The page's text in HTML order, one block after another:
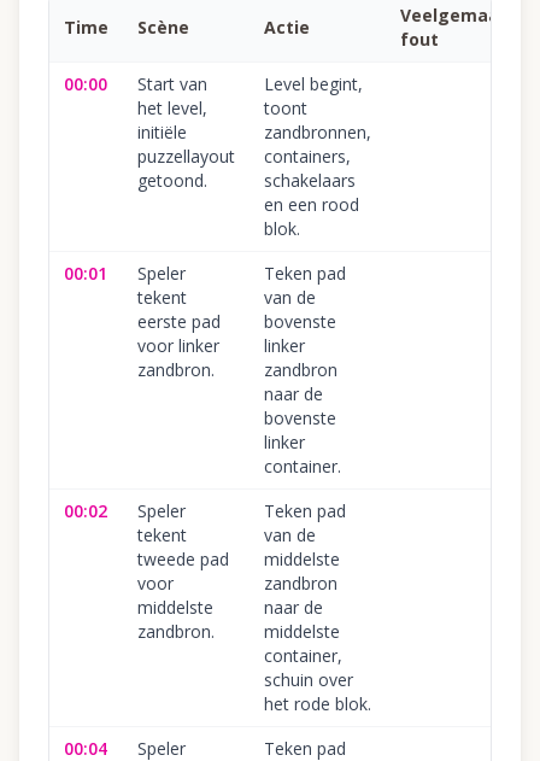
Time Scène Actie
Veelgemaakte
fout
00:00
Start van
het level,
initiële
puzzellayout
getoond.
Level begint,
toont
zandbronnen,
containers,
schakelaars
en een rood
blok.
00:01
Speler
tekent
eerste pad
voor linker
zandbron.
Teken pad
van de
bovenste
linker
zandbron
naar de
bovenste
linker
container.
00:02
Speler
tekent
tweede pad
voor
middelste
zandbron.
Teken pad
van de
middelste
zandbron
naar de
middelste
container,
schuin over
het rode blok.
00:04
Speler Teken pad